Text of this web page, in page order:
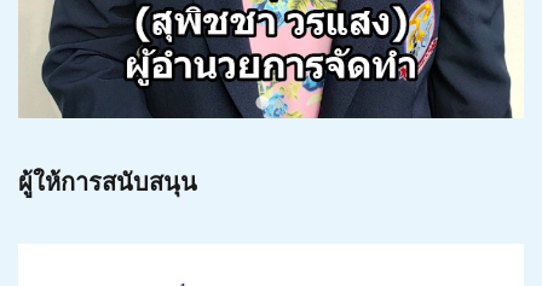
ผู้ให้การสนับสนุน